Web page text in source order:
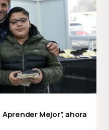
Mejor”, ahora